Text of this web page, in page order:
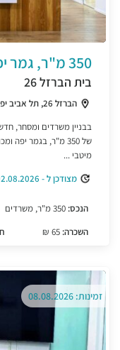
350 מ"ר, גמר יפה ואטרקטיבי
בית הברזל 26
הברזל 26, תל אביב יפו, רמת החייל / עתידים
בבניין משרדים ומסחר,
של 350 מ"ר, בגמר
מיטבי ...
מצודכן ל - 02.08.2026
הנכס:
השכרה:
זמינות: 08.08.2026